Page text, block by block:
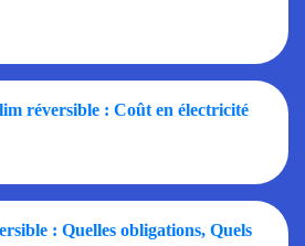
réversible : Coût en électricité
: Quelles obligations, Quels